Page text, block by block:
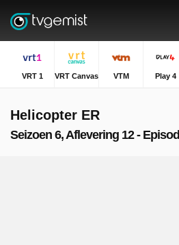
VRT 1 VRT Canvas VTM Play 4
Helicopter ER
Seizoen 6, Aflevering 12 -